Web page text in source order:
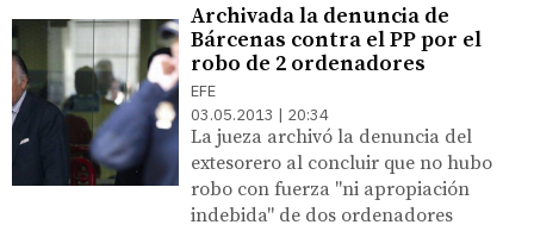
Archivada la denuncia de
Bárcenas contra el PP por el
robo de 2 ordenadores
EFE
03.05.2013 | 20:34
La jueza archivó la denuncia del
extesorero al concluir que no hubo
robo con fuerza "ni apropiación
indebida" de dos ordenadores